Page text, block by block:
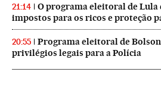
21:14
O programa eleitoral de Lula
impostos para os ricos e proteção
20:55
Programa eleitoral de
privilégios legais para a Polícia